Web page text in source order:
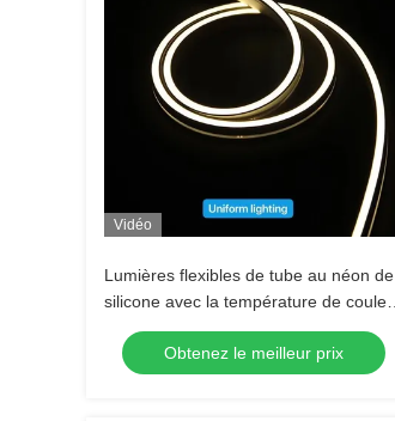
Vidéo
Lumières flexibles de tube au néon de
silicone avec la température de couleur
à partir de 1800 K à 6500K
Obtenez le meilleur prix